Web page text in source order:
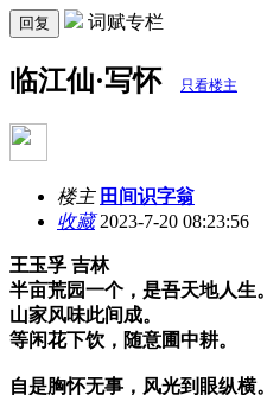
回复 词赋专栏
临江仙·写怀 只看楼主
楼主 田间识字翁
收藏2023-7-20 08:23:56
王玉孚 吉林
半亩荒园一个，是吾天地人生。
山家风味此间成。
等闲花下饮，随意圃中耕。
自是胸怀无事，风光到眼纵横。